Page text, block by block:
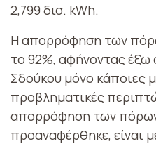
2,799 δισ. kWh.
Η απορρόφηση των
το 92%, αφήνοντας έξω
Σδούκου μόνο κάποιες
προβληματικές
απορρόφηση των
προαναφέρθηκε, είναι